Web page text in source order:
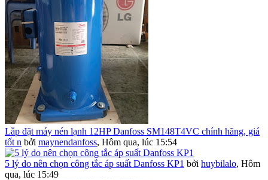
Lắp đặt máy nén lạnh 12HP Danfoss SM148T4VC chính hãng, giá
tốt n bởi maynendanfoss, Hôm qua, lúc 15:54
5 lý do nên chọn công tắc áp suất Danfoss KP1 bởi huybilalo, Hôm
qua, lúc 15:49